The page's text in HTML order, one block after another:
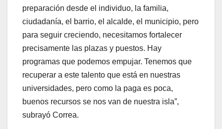
preparación desde el individuo, la familia,
ciudadanía, el barrio, el alcalde, el municipio, pero
para seguir creciendo, necesitamos fortalecer
precisamente las plazas y puestos. Hay
programas que podemos empujar. Tenemos que
recuperar a este talento que está en nuestras
universidades, pero como la paga es poca,
buenos recursos se nos van de nuestra isla”,
subrayó Correa.